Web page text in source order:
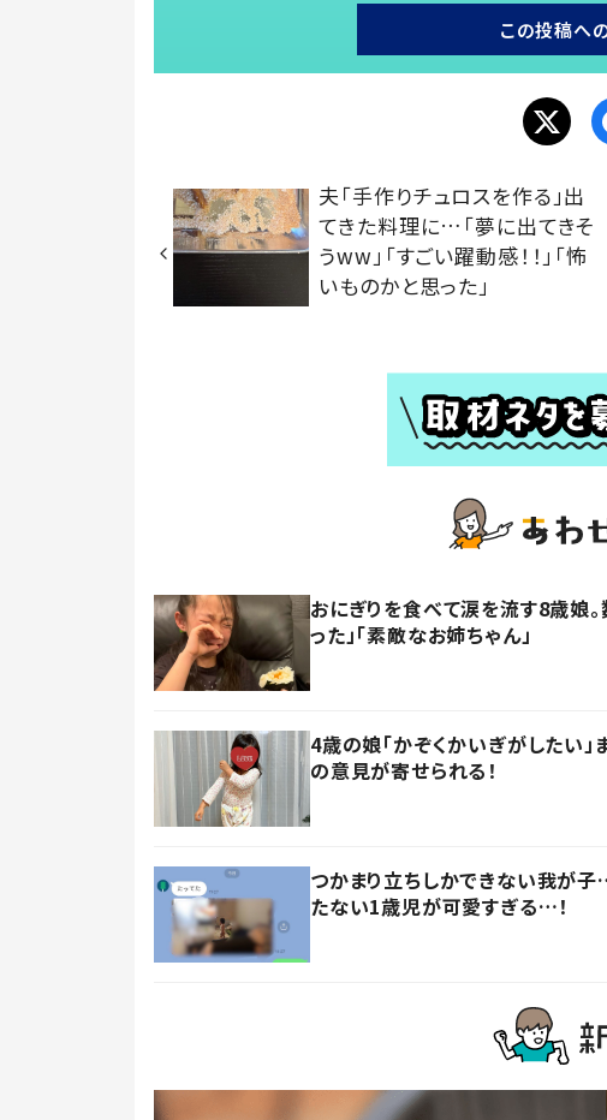
この投稿へ
夫「手作りチュロスを作る」出
てきた料理に…「夢に出てきそ
うww」「すごい躍動感！！」「怖
いものかと思った」
おにぎりを食べて涙を流す8歳娘
った」「素敵なお姉ちゃん」
4歳の娘「かぞくかいぎがしたい
の意見が寄せられる！
つかまり立ちしかできない我が
たない1歳児が可愛すぎる…！